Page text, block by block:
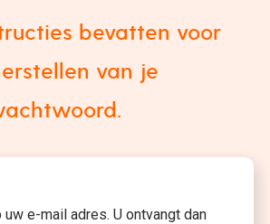
bevatten voor
van je
uw e-mail adres. U ontvangt dan